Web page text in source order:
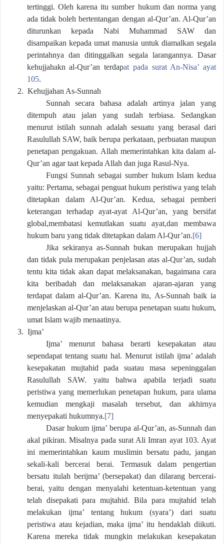
tertinggi. Oleh karena itu sumber hukum dan norma yang
ada tidak boleh bertentangan dengan al-Qur’an. Al-Qur’an
diturunkan kepada Nabi Muhammad SAW dan
disampaikan kepada umat manusia untuk diamalkan segala
perintahnya dan ditinggalkan segala larangannya. Dasar
kehujjahakn al-Qur’an terdapat pada surat An-Nisa’ ayat
105.
2. Kehujjahan As-Sunnah
Sunnah secara bahasa adalah artinya jalan yang
ditempuh atau jalan yang sudah terbiasa. Sedangkan
menurut istilah sunnah adalah sesuatu yang berasal dari
Rasulullah SAW, baik berupa perkataan, perbuatan maupun
penetapan pengakuan. Allah memerintahkan kita dalam al-
Qur’an agar taat kepada Allah dan juga Rasul-Nya.
Fungsi Sunnah sebagai sumber hukum Islam kedua
yaitu: Pertama, sebagai penguat hukum peristiwa yang telah
ditetapkan dalam Al-Qur’an. Kedua, sebagai pemberi
keterangan terhadap ayat-ayat Al-Qur’an, yang bersifat
global,membatasi kemutlakan suatu ayat,dan membawa
hukum baru yang tidak ditetapkan dalam Al-Qur’an.[6]
Jika sekiranya as-Sunnah bukan merupakan hujjah
dan tidak pula merupakan penjelasan atas al-Qur’an, sudah
tentu kita tidak akan dapat melaksanakan, bagaimana cara
kita beribadah dan melaksanakan ajaran-ajaran yang
terdapat dalam al-Qur’an. Karena itu, As-Sunnah baik ia
menjelaskan al-Qur’an atau berupa penetapan suatu hukum,
umat Islam wajib menaatinya.
3. Ijma’
Ijma’ menurut bahasa berarti kesepakatan atau
sependapat tentang suatu hal. Menurut istilah ijma’ adalah
kesepakatan mujtahid pada suatau masa sepeninggalan
Rasulullah SAW. yaitu bahwa apabila terjadi suatu
peristiwa yang memerlukan penetapan hukum, para ulama
kemudian mengkaji masalah tersebut, dan akhirnya
menyepakati hukumnya.[7]
Dasar hukum ijma’ berupa al-Qur’an, as-Sunnah dan
akal pikiran. Misalnya pada surat Ali Imran ayat 103. Ayat
ini memerintahkan kaum muslimin bersatu padu, jangan
sekali-kali bercerai berai. Termasuk dalam pengertian
bersatu itulah berijma’ (bersepakat) dan dilarang bercerai-
berai, yaitu dengan menyalahi ketentuan-ketentuan yang
telah disepakati para mujtahid. Bila para mujtahid telah
melakukan ijma’ tentang hukum (syara’) dari suatu
peristiwa atau kejadian, maka ijma’ itu hendaklah diikuti.
Karena mereka tidak mungkin melakukan kesepakatan